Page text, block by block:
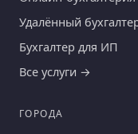
Удалённый
Бухгалтер для ИП
Все услуги →
ГОРОДА